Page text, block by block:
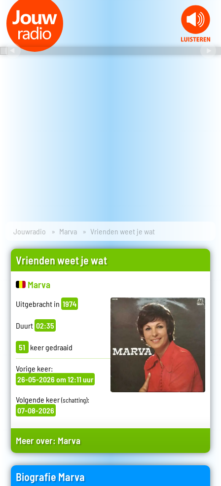
Jouwradio Marva Vrienden weet je wat
Vrienden weet je wat
Marva
Uitgebracht in 1974
Duurt 02:35
51 keer gedraaid
Vorige keer:
26-05-2026 om 12:11 uur
Volgende keer(schatting):
07-08-2026
Meer over: Marva
Biografie Marva